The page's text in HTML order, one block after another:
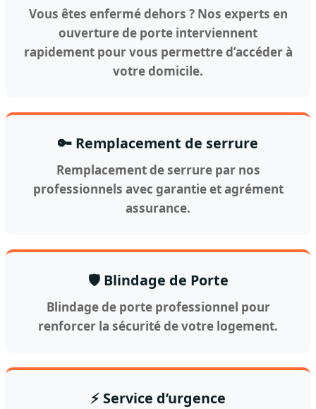
Vous êtes enfermé dehors ? Nos experts en
ouverture de porte interviennent
rapidement pour vous permettre d’accéder à
votre domicile.
🔑 Remplacement de serrure
Remplacement de serrure par nos
professionnels avec garantie et agrément
assurance.
🛡️ Blindage de Porte
Blindage de porte professionnel pour
renforcer la sécurité de votre logement.
⚡ Service d’urgence